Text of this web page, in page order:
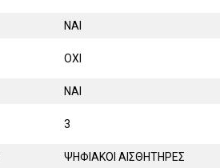
ΝΑΙ
ΟΧΙ
ΝΑΙ
3
ΨΗΦΙΑΚΟΙ ΑΙΣΘΗΤΗΡΕΣ